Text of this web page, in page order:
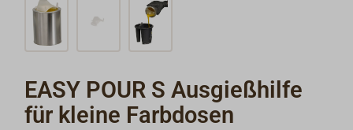
EASY POUR S Ausgießhilfe
für kleine Farbdosen